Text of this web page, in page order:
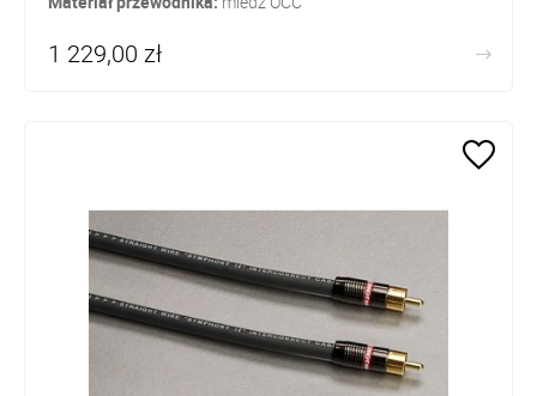
1 229,00 zł